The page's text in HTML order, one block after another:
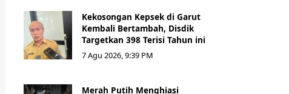
Kekosongan Kepsek di Garut
Kembali Bertambah, Disdik
Targetkan 398 Terisi Tahun ini
7 Agu 2026, 9:39 PM
Merah Putih Menghiasi